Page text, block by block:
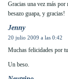
Gracias una vez más
besazo guapa, y gracias!
Jenny
20 julio 2009 a las 0:42
Muchas felicidades por
Un beso.